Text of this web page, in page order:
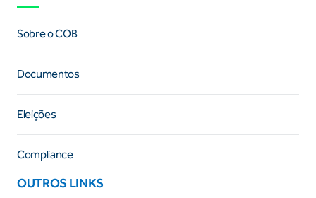
Sobre o COB
Documentos
Eleições
Compliance
OUTROS LINKS